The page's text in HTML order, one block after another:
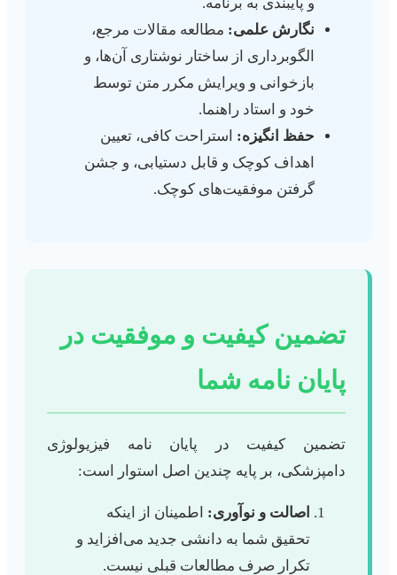
نگارش علمی: مطالعه مقالات مرجع،
الگوبرداری از ساختار نوشتاری آن‌ها، و
بازخوانی و ویرایش مکرر متن توسط
خود و استاد راهنما.
حفظ انگیزه: استراحت کافی، تعیین
اهداف کوچک و قابل دستیابی، و جشن
گرفتن موفقیت‌های کوچک.
تضمین کیفیت و موفقیت در
پایان نامه شما
تضمین کیفیت در پایان نامه فیزیولوژی
دامپزشکی، بر پایه چندین اصل استوار است:
اصالت و نوآوری: اطمینان از اینکه
تحقیق شما به دانشی جدید می‌افزاید و
تکرار صرف مطالعات قبلی نیست.